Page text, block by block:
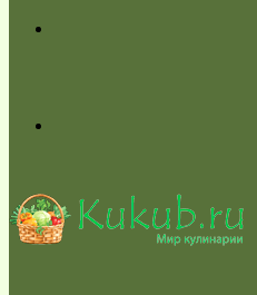
skin